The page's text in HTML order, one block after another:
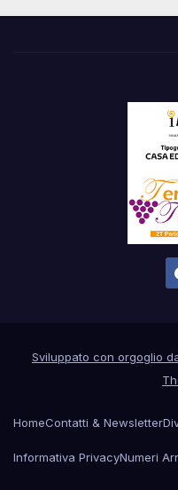
Sviluppato con orgoglio
HomeContatti & Newsletter
Informativa PrivacyNumeri